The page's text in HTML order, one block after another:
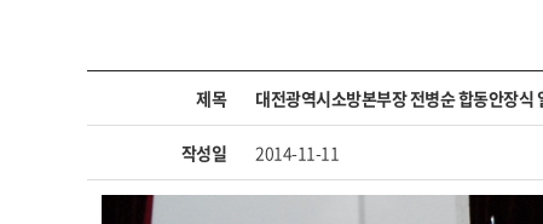
제목 대전광역시소방본부장 전병순 합동안장
작성일 2014-11-11